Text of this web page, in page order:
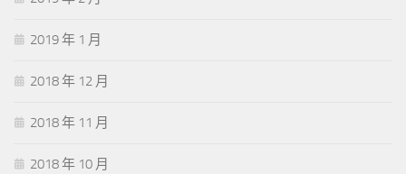
2019 年 1 月
2018 年 12 月
2018 年 11 月
2018 年 10 月